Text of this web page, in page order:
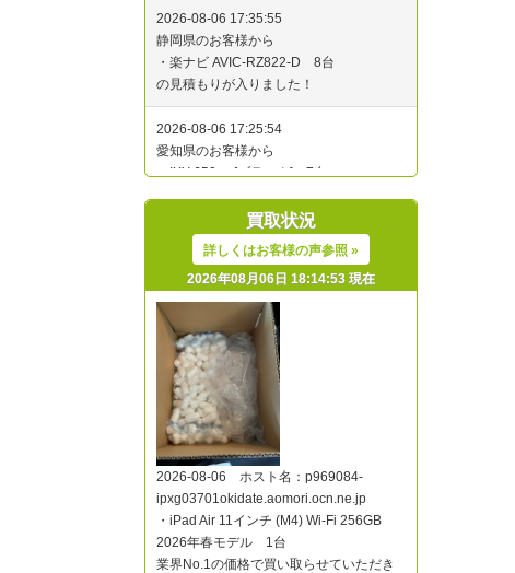
買取状況
詳しくはお客様の声参照 »
2026年08月06日 18:14:53 現在